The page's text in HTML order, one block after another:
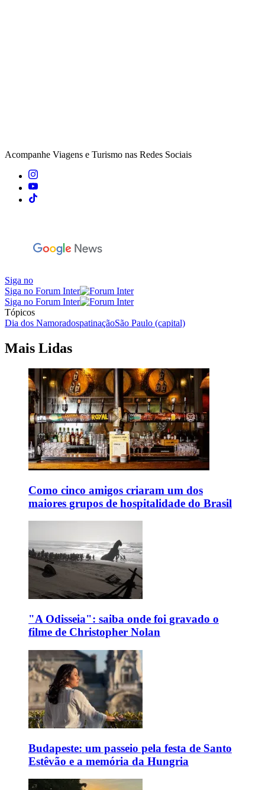
Acompanhe Viagens e Turismo nas Redes Sociais
Siga no
Siga no Forum Inter
Siga no Forum Inter
Tópicos
Dia dos NamoradospatinaçãoSão Paulo (capital)
Mais Lidas
Como cinco amigos criaram um dos
maiores grupos de hospitalidade do Brasil
"A Odisseia": saiba onde foi gravado o
filme de Christopher Nolan
Budapeste: um passeio pela festa de Santo
Estêvão e a memória da Hungria